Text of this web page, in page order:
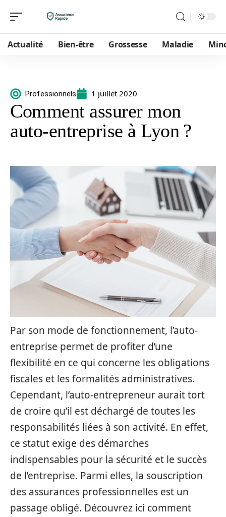
Actualité Bien-être Grossesse Maladie
Professionnels 1 juillet 2020
Comment assurer mon
auto-entreprise à Lyon ?
Par son mode de fonctionnement, l’auto-
entreprise permet de profiter d’une
flexibilité en ce qui concerne les obligations
fiscales et les formalités administratives.
Cependant, l’auto-entrepreneur aurait tort
de croire qu’il est déchargé de toutes les
responsabilités liées à son activité. En effet,
ce statut exige des démarches
indispensables pour la sécurité et le succès
de l’entreprise. Parmi elles, la souscription
des assurances professionnelles est un
passage obligé. Découvrez ici comment